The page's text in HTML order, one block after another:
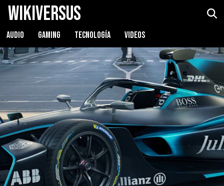
WikiVersus
AUDIO GAMING TECNOLOGÍA VIDEOS